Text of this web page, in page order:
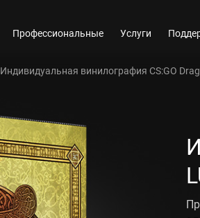
Профессиональные Услуги
Индивидуальная винилография CS:GO